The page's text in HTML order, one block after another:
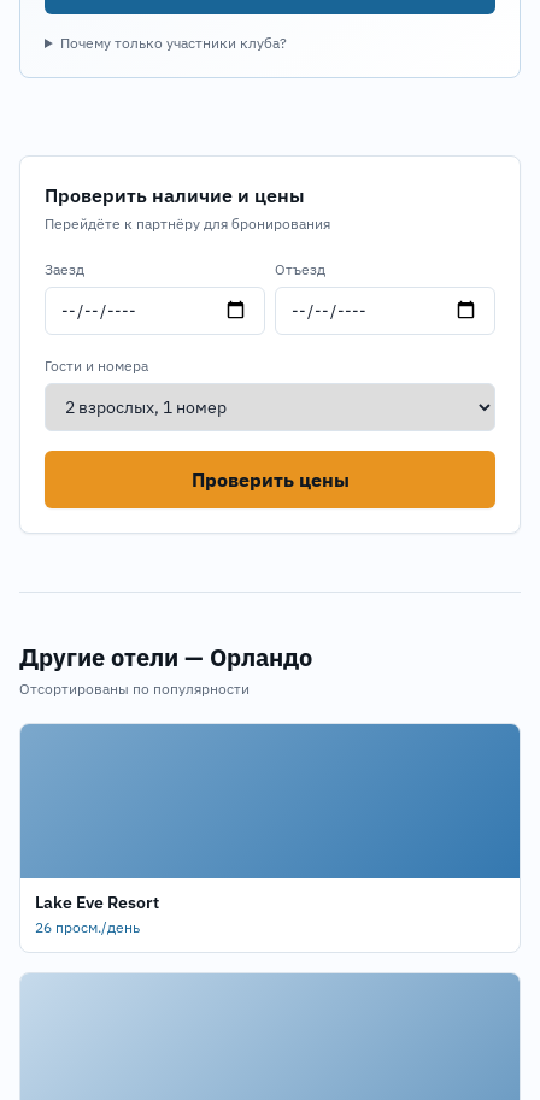
Почему только участники клуба?
Проверить наличие и цены
Перейдёте к партнёру для бронирования
Заезд Отъезд
Гости и номера
Проверить цены
Другие отели — Орландо
Отсортированы по популярности
Lake Eve Resort
26 просм./день